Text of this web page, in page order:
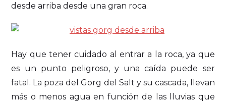
desde arriba desde una gran roca.
Hay que tener cuidado al entrar a la roca, ya que
es un punto peligroso, y una caída puede ser
fatal. La poza del Gorg del Salt y su cascada, llevan
más o menos agua en función de las lluvias que